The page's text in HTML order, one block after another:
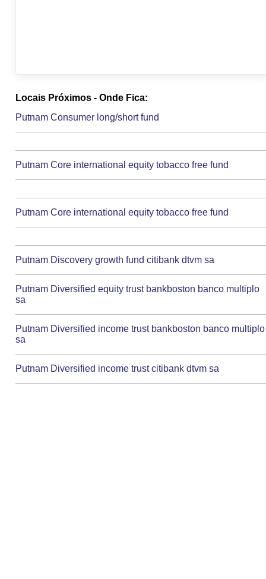
Locais Próximos - Onde Fica:
Putnam Consumer long/short fund
Putnam Core international equity tobacco free fund
Putnam Core international equity tobacco free fund
Putnam Discovery growth fund citibank dtvm sa
Putnam Diversified equity trust bankboston banco multiplo
sa
Putnam Diversified income trust bankboston banco multiplo
sa
Putnam Diversified income trust citibank dtvm sa